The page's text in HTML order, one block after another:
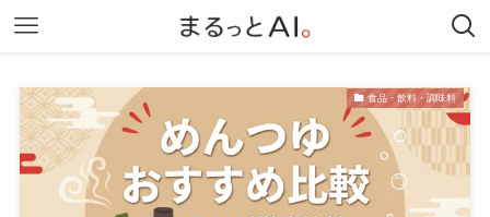
食品・飲料・調味料